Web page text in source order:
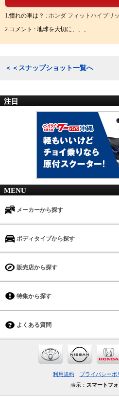
1.憧れの車は？ : ホンダ フィットハイブリ
2.コメント : 地球を大切に、、、
＜＜スナップショット一覧へ
注目
MENU
メーカーから探す
ボディタイプから探す
販売店から探す
特集から探す
よくある質問
利用規約 プライバシーポ
表示： スマートフ